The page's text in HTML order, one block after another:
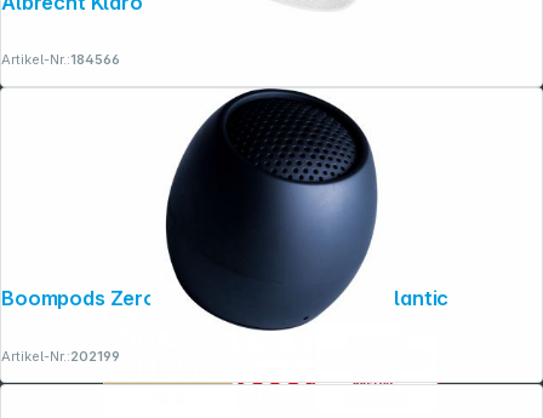
Artikel-Nr.:184566
Boompods Zero Ocean Speaker Black Atlantic
Artikel-Nr.:202199